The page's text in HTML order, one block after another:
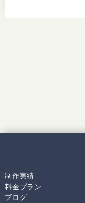
制作実績
料金プラン
ブログ